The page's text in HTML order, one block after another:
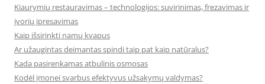
Kiaurymių restauravimas – technologijos: suvirinimas, frezavimas ir
įvorių įpresavimas
Kaip išsirinkti namų kvapus
Ar užaugintas deimantas spindi taip pat kaip natūralus?
Kada pasirenkamas atbulinis osmosas
Kodėl įmonei svarbus efektyvus užsakymų valdymas?